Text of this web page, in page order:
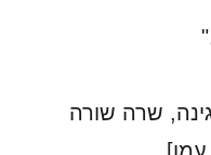
שרה שורה